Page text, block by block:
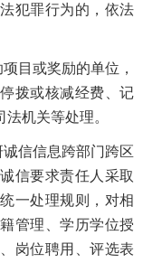
犯罪行为的，依法
目或奖励的单位，
拨或核减经费、记
机关等处理。
诚信信息跨部门跨区
信要求责任人采取
一处理规则，对相
管理、学历学位授
岗位聘用、评选表